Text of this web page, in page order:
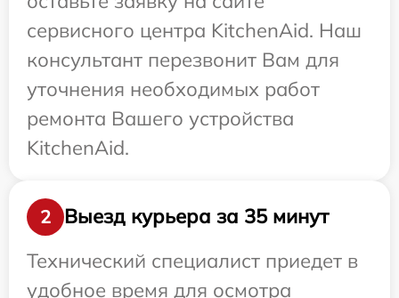
сервисного центра KitchenAid. Наш
консультант перезвонит Вам для
уточнения необходимых работ
ремонта Вашего устройства
KitchenAid.
2
Выезд курьера за 35 минут
Технический специалист приедет в
удобное время для осмотра